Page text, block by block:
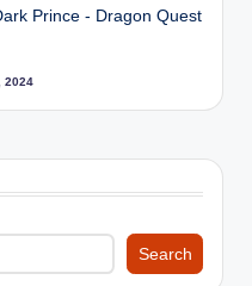
Prince - Dragon Quest
2024
Search